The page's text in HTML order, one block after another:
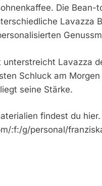
Die
Lavazza
unterstreicht Lavazza
Schluck am
seine Stärke.
findest du
:f:/g/personal/